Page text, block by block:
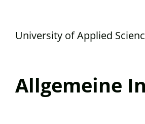
University of Applied
Allgemeine